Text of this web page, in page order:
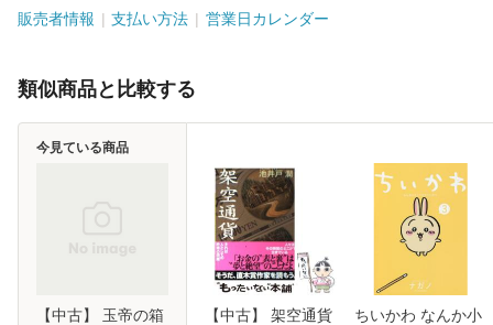
販売者情報 支払い方法 営業日カレンダー
類似商品と比較する
【中古】 玉帝の箱
今見ている商品
【中古】 架空通貨
ちいかわ なんか小